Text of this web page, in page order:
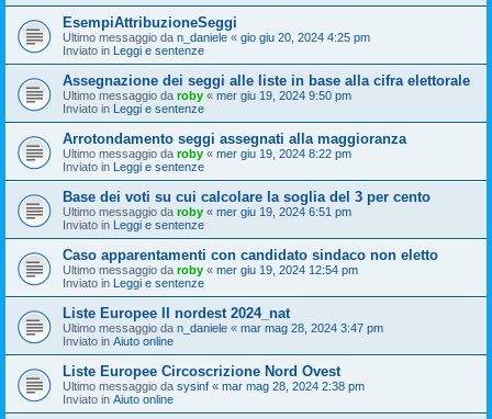
EsempiAttribuzioneSeggi
Ultimo messaggio da n_daniele « gio giu 20, 2024 4:25 pm
Inviato in Leggi e sentenze
Assegnazione dei seggi alle liste in base alla cifra elettorale
Ultimo messaggio da roby « mer giu 19, 2024 9:50 pm
Inviato in Leggi e sentenze
Arrotondamento seggi assegnati alla maggioranza
Ultimo messaggio da roby « mer giu 19, 2024 8:22 pm
Inviato in Leggi e sentenze
Base dei voti su cui calcolare la soglia del 3 per cento
Ultimo messaggio da roby « mer giu 19, 2024 6:51 pm
Inviato in Leggi e sentenze
Caso apparentamenti con candidato sindaco non eletto
Ultimo messaggio da roby « mer giu 19, 2024 12:54 pm
Inviato in Leggi e sentenze
Liste Europee II nordest 2024_nat
Ultimo messaggio da n_daniele « mar mag 28, 2024 3:47 pm
Inviato in Aiuto online
Liste Europee Circoscrizione Nord Ovest
Ultimo messaggio da sysinf « mar mag 28, 2024 2:38 pm
Inviato in Aiuto online